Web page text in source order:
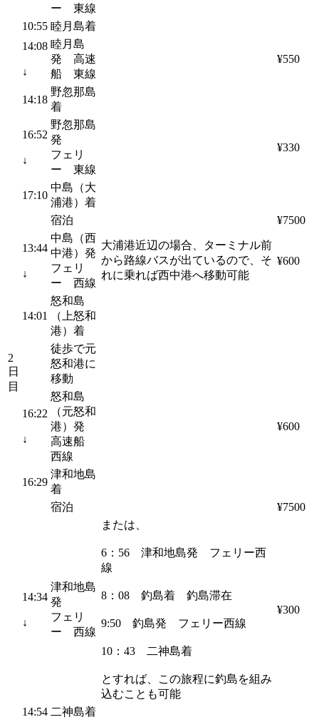
ー 東線
10:55 睦月島着
14:08
↓
睦月島
発 高速
船 東線
¥550
14:18
野忽那島
着
16:52
↓
野忽那島
発
フェリ
ー 東線
¥330
17:10
中島（大
浦港）着
宿泊
¥7500
2
日
目
13:44
↓
中島（西
中港）発
フェリ
ー 西線
大浦港近辺の場合、ターミナル前
から路線バスが出ているので、そ
れに乗れば西中港へ移動可能
¥600
14:01
怒和島
（上怒和
港）着
徒歩で元
怒和港に
移動
16:22
↓
怒和島
（元怒和
港）発
高速船
西線
¥600
16:29
津和地島
着
宿泊
¥7500
14:34
↓
津和地島
発
フェリ
ー 西線
または、
6：56 津和地島発 フェリー西
線
8：08 釣島着 釣島滞在
9:50 釣島発 フェリー西線
10：43 二神島着
とすれば、この旅程に釣島を組み
込むことも可能
¥300
14:54 二神島着